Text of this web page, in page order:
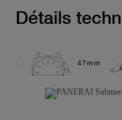
Détails
47mm